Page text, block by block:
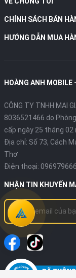
CHÍNH SÁCH BÁN
HƯỚNG DẪN MUA
HOÀNG ANH
CÔNG TY TNHH MAI
8036521466 do
cấp ngày 25 tháng 02
Địa chỉ: Số 73, Cách
Thơ
Điện thoại:
NHẬN TIN KHUYẾN